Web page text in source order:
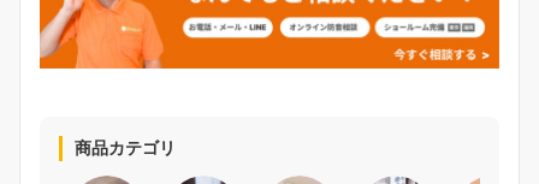
商品カテゴリ